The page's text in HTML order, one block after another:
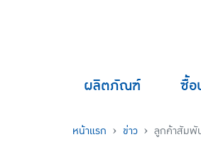
ผลิตภัณฑ์ ซื้อ
หน้าแรก ข่าว ลูกค้าสัมพั